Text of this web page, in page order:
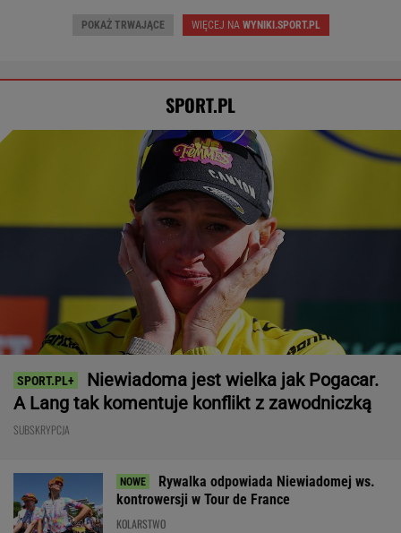
POKAŻ TRWAJĄCE WIĘCEJ NA WYNIKI.SPORT.PL
SPORT.PL
Niewiadoma jest wielka jak Pogacar.
A Lang tak komentuje konflikt z zawodniczką
SUBSKRYPCJA
Rywalka odpowiada Niewiadomej ws.
kontrowersji w Tour de France
KOLARSTWO